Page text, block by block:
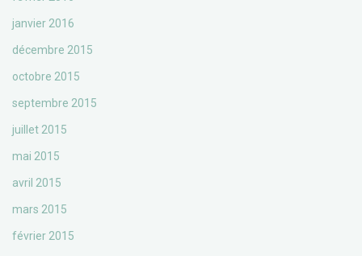
janvier 2016
décembre 2015
octobre 2015
septembre 2015
juillet 2015
mai 2015
avril 2015
mars 2015
février 2015